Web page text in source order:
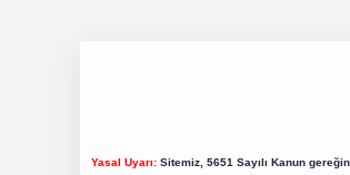
Yasal Uyarı:Sitemiz, 5651 Sayılı Kanun